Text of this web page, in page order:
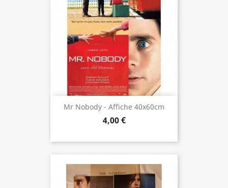
Mr Nobody - Affiche 40x60cm
4,00 €